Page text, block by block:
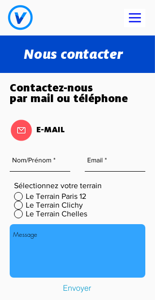
Nous contacter
Contactez-nous
par mail ou téléphone
E-MAIL
Sélectionnez votre terrain
Le Terrain Paris 12
Le Terrain Clichy
Le Terrain Chelles
Envoyer